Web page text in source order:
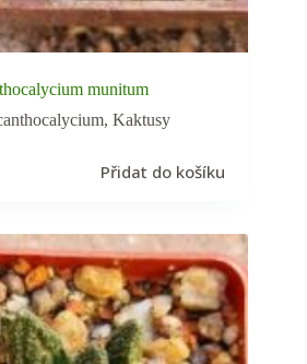
munitum
,Kaktusy
Přidat do košíku